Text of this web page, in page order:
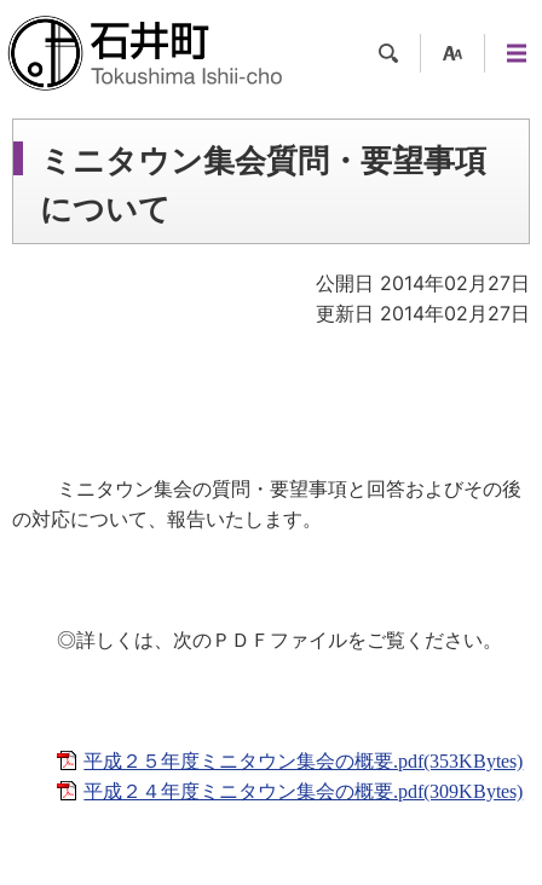
ツー
ル
ュー
ミニタウン集会質問・要望事項
について
公開日 2014年02月27日
更新日 2014年02月27日
ミニタウン集会の質問・要望事項と 回答およびその後
の対応について、報告いたします。
◎詳しくは、次のＰＤＦファイルをご覧ください。
平成２５年度ミニタウン集会の概要.pdf(353KBytes)
平成２４年度ミニタウン集会の概要.pdf(309KBytes)